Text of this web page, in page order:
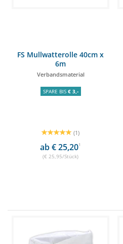
FS Mullwatterolle 40cm x
6m
Verbandsmaterial
SPARE BIS € 3,-
(1)
ab € 25,201
(€ 25,95/Stück)